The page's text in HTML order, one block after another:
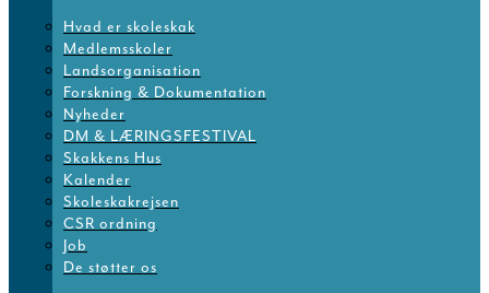
Hvad er skoleskak
Medlemsskoler
Landsorganisation
Forskning & Dokumentation
Nyheder
DM & LÆRINGSFESTIVAL
Skakkens Hus
Kalender
Skoleskakrejsen
CSR ordning
Job
De støtter os